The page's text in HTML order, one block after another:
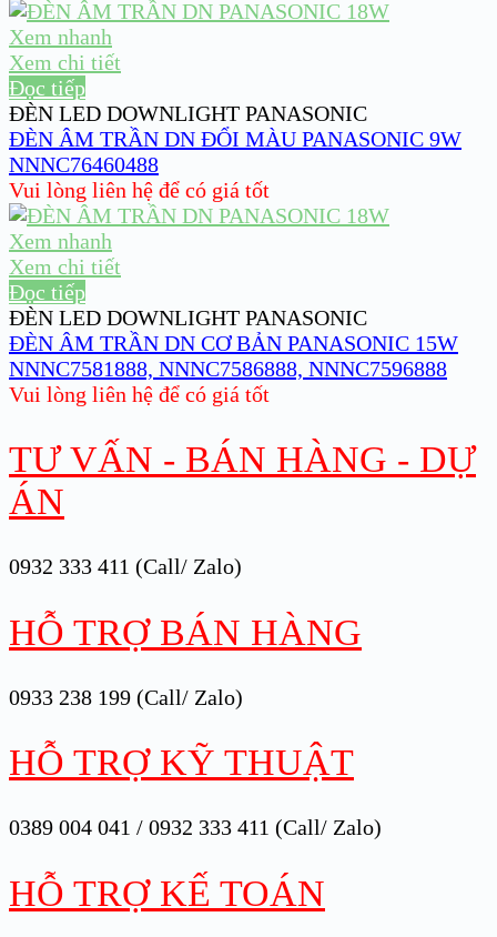
Xem nhanh
Xem chi tiết
Đọc tiếp
ĐÈN LED DOWNLIGHT PANASONIC
ĐÈN ÂM TRẦN DN ĐỔI MÀU PANASONIC 9W
NNNC76460488
Vui lòng liên hệ để có giá tốt
Xem nhanh
Xem chi tiết
Đọc tiếp
ĐÈN LED DOWNLIGHT PANASONIC
ĐÈN ÂM TRẦN DN CƠ BẢN PANASONIC 15W
NNNC7581888, NNNC7586888, NNNC7596888
Vui lòng liên hệ để có giá tốt
TƯ VẤN - BÁN HÀNG - DỰ
ÁN
0932 333 411 (Call/ Zalo)
HỖ TRỢ BÁN HÀNG
0933 238 199 (Call/ Zalo)
HỖ TRỢ KỸ THUẬT
0389 004 041 / 0932 333 411 (Call/ Zalo)
HỖ TRỢ KẾ TOÁN